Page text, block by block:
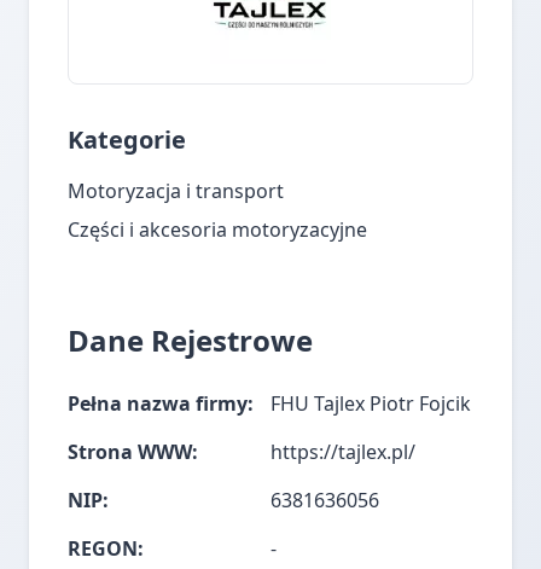
Kategorie
Motoryzacja i transport
Części i akcesoria motoryzacyjne
Dane Rejestrowe
Pełna nazwa firmy:
FHU Tajlex Piotr Fojcik
Strona WWW:
https://tajlex.pl/
NIP:
6381636056
REGON:
-